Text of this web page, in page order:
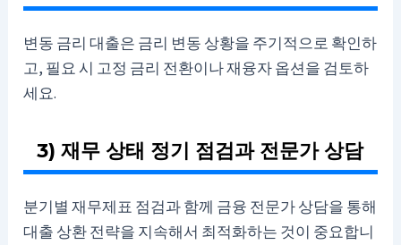
변동 금리 대출은 금리 변동 상황을 주기적으로 확인하
고, 필요 시 고정 금리 전환이나 재융자 옵션을 검토하
세요.
3) 재무 상태 정기 점검과 전문가 상담
분기별 재무제표 점검과 함께 금융 전문가 상담을 통해
대출 상환 전략을 지속해서 최적화하는 것이 중요합니